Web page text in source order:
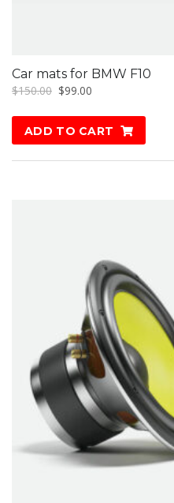
Car mats for BMW F10
$150.00 $99.00
ADD TO CART